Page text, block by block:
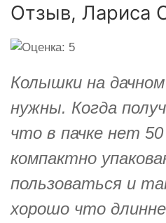
Отзыв, Лариса
Колышки на
нужны. Когда
что в пачке нет
компактно
пользоваться и
хорошо что